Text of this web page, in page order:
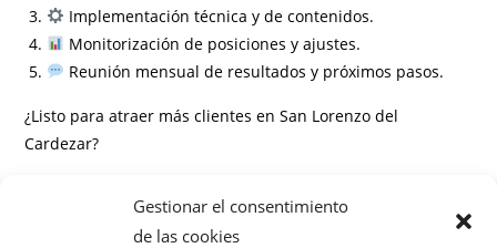
Gestionar el consentimiento
de las cookies
Implementación técnica y de contenidos.
Monitorización de posiciones y ajustes.
Reunión mensual de resultados y próximos pasos.
¿Listo para atraer más clientes en San Lorenzo del
Cardezar?
Información
Preguntas frecuentes